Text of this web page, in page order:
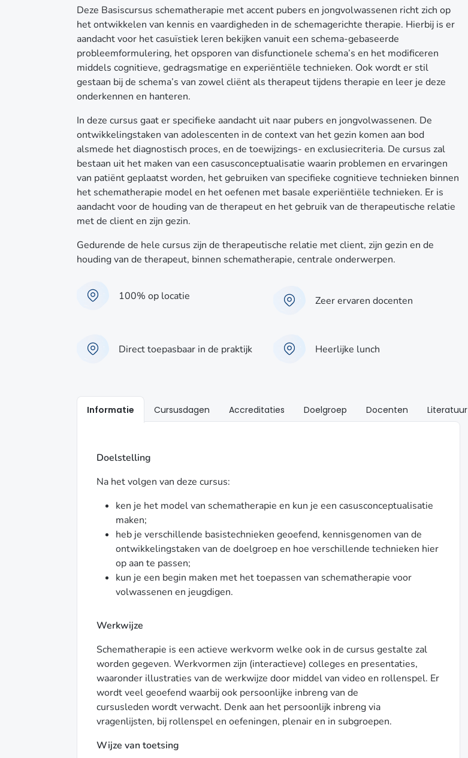
Deze Basiscursus schematherapie met accent pubers en jongvolwassenen richt zich op
het ontwikkelen van kennis en vaardigheden in de schemagerichte therapie. Hierbij is er
aandacht voor het casuïstiek leren bekijken vanuit een schema-gebaseerde
probleemformulering, het opsporen van disfunctionele schema’s en het modificeren
middels cognitieve, gedragsmatige en experiëntiële technieken. Ook wordt er stil
gestaan bij de schema’s van zowel cliënt als therapeut tijdens therapie en leer je deze
onderkennen en hanteren.
In deze cursus gaat er specifieke aandacht uit naar pubers en jongvolwassenen. De
ontwikkelingstaken van adolescenten in de context van het gezin komen aan bod
alsmede het diagnostisch proces, en de toewijzings- en exclusiecriteria. De cursus zal
bestaan uit het maken van een casusconceptualisatie waarin problemen en ervaringen
van patiënt geplaatst worden, het gebruiken van specifieke cognitieve technieken binnen
het schematherapie model en het oefenen met basale experiëntiële technieken. Er is
aandacht voor de houding van de therapeut en het gebruik van de therapeutische relatie
met de client en zijn gezin.
Gedurende de hele cursus zijn de therapeutische relatie met client, zijn gezin en de
houding van de therapeut, binnen schematherapie, centrale onderwerpen.
100% op locatie Zeer ervaren docenten
Direct toepasbaar in de praktijk Heerlijke lunch
Informatie Cursusdagen Accreditaties Doelgroep Docenten Literatuur
Doelstelling
Na het volgen van deze cursus:
ken je het model van schematherapie en kun je een casusconceptualisatie
maken;
heb je verschillende basistechnieken geoefend, kennisgenomen van de
ontwikkelingstaken van de doelgroep en hoe verschillende technieken hier
op aan te passen;
kun je een begin maken met het toepassen van schematherapie voor
volwassenen en jeugdigen.
Werkwijze
Schematherapie is een actieve werkvorm welke ook in de cursus gestalte zal
worden gegeven. Werkvormen zijn (interactieve) colleges en presentaties,
waaronder illustraties van de werkwijze door middel van video en rollenspel. Er
wordt veel geoefend waarbij ook persoonlijke inbreng van de
cursusleden wordt verwacht. Denk aan het persoonlijk inbreng via
vragenlijsten, bij rollenspel en oefeningen, plenair en in subgroepen.
Wijze van toetsing